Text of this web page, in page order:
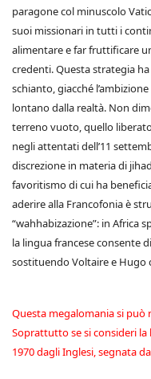
paragone col minuscolo
suoi missionari in tutti i
alimentare e far fruttificare
credenti. Questa strategia
schianto, giacché
lontano dalla realtà. Non
terreno vuoto, quello
negli attentati dell’11
discrezione in materia di
favoritismo di cui ha
aderire alla Francofonia è
“wahhabizazione”: in Africa
la lingua francese consente
sostituendo Voltaire e Hugo
Questa megalomania si può
Soprattutto se si consideri
1970 dagli Inglesi, segnata